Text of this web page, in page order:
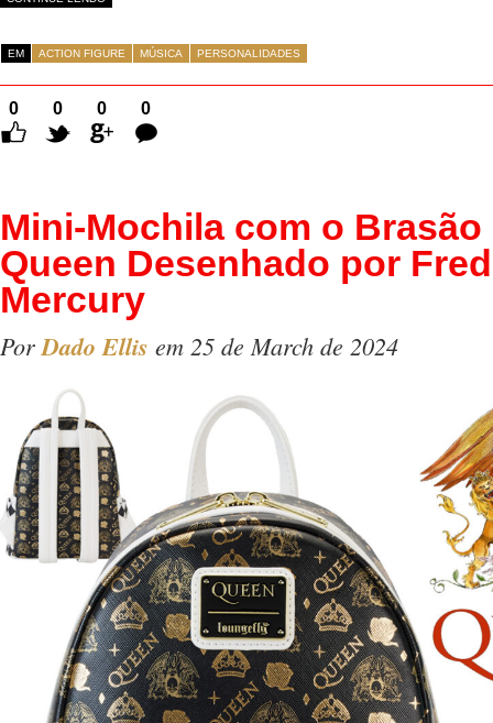
EM ACTION FIGURE MÚSICA PERSONALIDADES
0 0 0
0
Comentários
Mini-Mochila com o Brasão
Queen Desenhado por
Mercury
PorDado Ellis em 25 de March de 2024